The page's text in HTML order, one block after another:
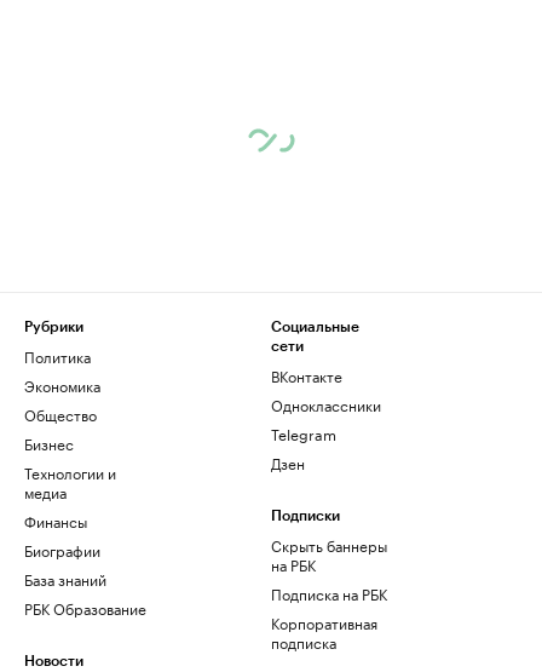
Рубрики
Политика
Экономика
Общество
Бизнес
Технологии и
медиа
Финансы
Биографии
База знаний
РБК Образование
Новости
Социальные
сети
ВКонтакте
Одноклассники
Telegram
Дзен
Подписки
Скрыть баннеры
на РБК
Подписка на РБК
Корпоративная
подписка